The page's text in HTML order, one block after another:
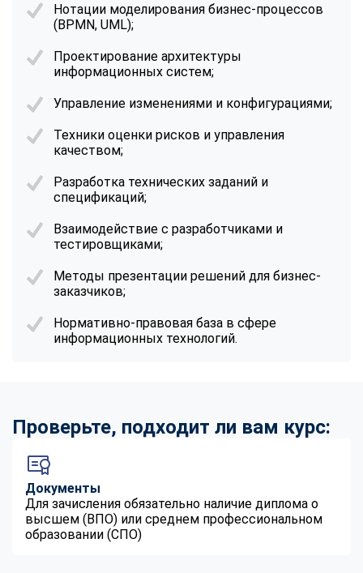
Нотации моделирования бизнес-процессов
(BPMN, UML);
Проектирование архитектуры
информационных систем;
Управление изменениями и конфигурациями;
Техники оценки рисков и управления
качеством;
Разработка технических заданий и
спецификаций;
Взаимодействие с разработчиками и
тестировщиками;
Методы презентации решений для бизнес-
заказчиков;
Нормативно-правовая база в сфере
информационных технологий.
Проверьте, подходит ли вам курс:
Документы
Для зачисления обязательно наличие диплома о
высшем (ВПО) или среднем профессиональном
образовании (СПО)